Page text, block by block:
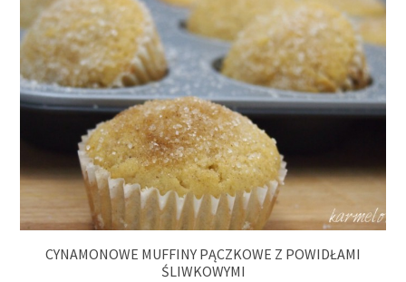
CYNAMONOWE MUFFINY PĄCZKOWE Z POWIDŁAMI
ŚLIWKOWYMI